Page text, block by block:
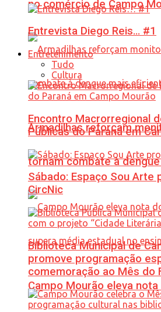
no comércio de Campo
Armadilhas reforçam
tornam combate à
Campo Mourão eleva nota
Entrevista Diego Reis… #1
Entretenimento
Tudo
Cultura
Encontro Macrorregional
Públicas do Paraná em
Sábado: Espaço Sou Arte
CircNic
Biblioteca Municipal de
promove programação
comemoração ao Mês do